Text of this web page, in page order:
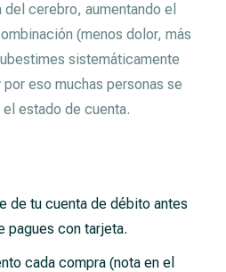
cerebro, aumentando el
(menos dolor, más
sistemáticamente
eso muchas personas se
estado de cuenta.
de tu cuenta de débito antes
pagues con tarjeta.
cada compra (nota en el